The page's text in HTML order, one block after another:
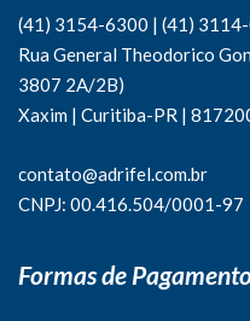
(41) 3154-6300 | (41)
Rua General Theodorico
3807 2A/2B)
Xaxim | Curitiba-PR |
contato@adrifel.com.br
CNPJ: 00.416.504/0001-97
Formas de